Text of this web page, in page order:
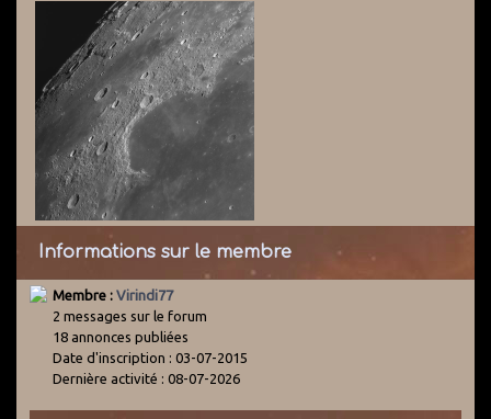
Informations sur le membre
Membre : Virindi77
2 messages sur le forum
18 annonces publiées
Date d'inscription : 03-07-2015
Dernière activité : 08-07-2026